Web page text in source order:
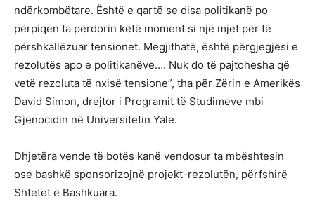
ndërkombëtare. Është e qartë se disa politikanë po
përpiqen ta përdorin këtë moment si një mjet për të
përshkallëzuar tensionet. Megjithatë, është përgjegjësi e
rezolutës apo e politikanëve…. Nuk do të pajtohesha që
vetë rezoluta të nxisë tensione”, tha për Zërin e Amerikës
David Simon, drejtor i Programit të Studimeve mbi
Gjenocidin në Universitetin Yale.
Dhjetëra vende të botës kanë vendosur ta mbështesin
ose bashkë sponsorizojnë projekt-rezolutën, përfshirë
Shtetet e Bashkuara.